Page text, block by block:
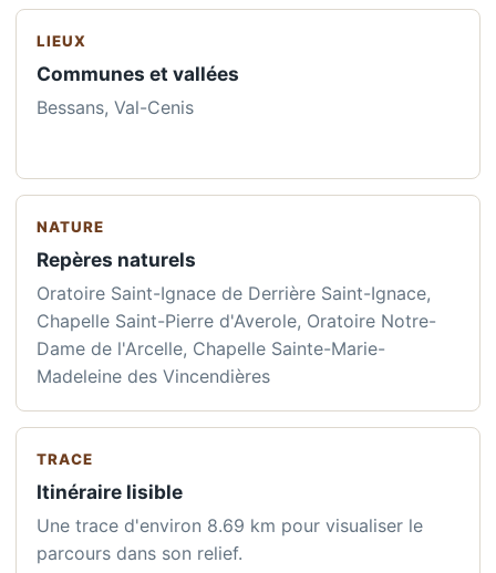
LIEUX
Communes et vallées
Bessans, Val-Cenis
NATURE
Repères naturels
Oratoire Saint-Ignace de Derrière Saint-Ignace,
Chapelle Saint-Pierre d'Averole, Oratoire Notre-
Dame de l'Arcelle, Chapelle Sainte-Marie-
Madeleine des Vincendières
TRACE
Itinéraire lisible
Une trace d'environ 8.69 km pour visualiser le
parcours dans son relief.